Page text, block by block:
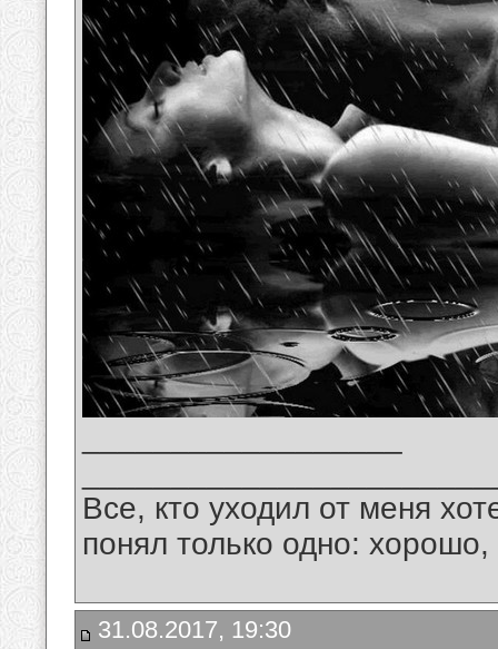
Все, кто уходил от меня
понял только одно:
31.08.2017, 19:30